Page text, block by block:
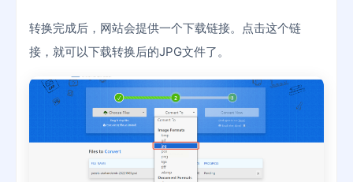
转换完成后，网站会提供一个下载链接。点击这个链
接，就可以下载转换后的JPG文件了。